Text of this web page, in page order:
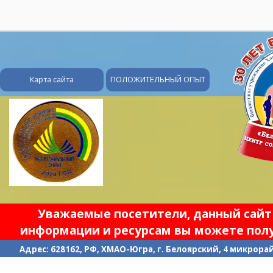
Карта сайта ПОЛОЖИТЕЛЬНЫЙ ОПЫТ
Уважаемые посетители, данный
информации и ресурсам вы можете
Адрес: 628162, РФ, ХМАО-Югра, г. Белоярский, 4